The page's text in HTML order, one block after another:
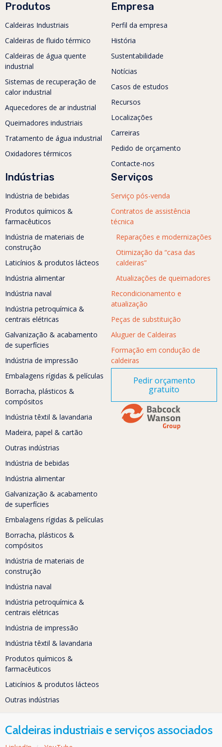
Produtos
Caldeiras Industriais
Caldeiras de fluido térmico
Caldeiras de água quente
industrial
Sistemas de recuperação de
calor industrial
Aquecedores de ar industrial
Queimadores industriais
Tratamento de água industrial
Oxidadores térmicos
Empresa
Perfil da empresa
História
Sustentabilidade
Notícias
Casos de estudos
Recursos
Localizações
Carreiras
Pedido de orçamento
Contacte-nos
Indústrias
Indústria de bebidas
Produtos químicos &
farmacêuticos
Indústria de materiais de
construção
Laticínios & produtos lácteos
Indústria alimentar
Indústria naval
Indústria petroquímica &
centrais elétricas
Galvanização & acabamento
de superfícies
Indústria de impressão
Embalagens rígidas & películas
Borracha, plásticos &
compósitos
Indústria têxtil & lavandaria
Madeira, papel & cartão
Outras indústrias
Indústria de bebidas
Indústria alimentar
Galvanização & acabamento
de superfícies
Embalagens rígidas & películas
Borracha, plásticos &
compósitos
Indústria de materiais de
construção
Indústria naval
Indústria petroquímica &
centrais elétricas
Indústria de impressão
Indústria têxtil & lavandaria
Produtos químicos &
farmacêuticos
Laticínios & produtos lácteos
Outras indústrias
Serviços
Serviço pós-venda
Contratos de assistência
técnica
Reparações e modernizações
Otimização da “casa das
caldeiras”
Atualizações de queimadores
Recondicionamento e
atualização
Peças de substituição
Aluguer de Caldeiras
Formação em condução de
caldeiras
Pedir orçamento
gratuito
Caldeiras industriais e serviços associados